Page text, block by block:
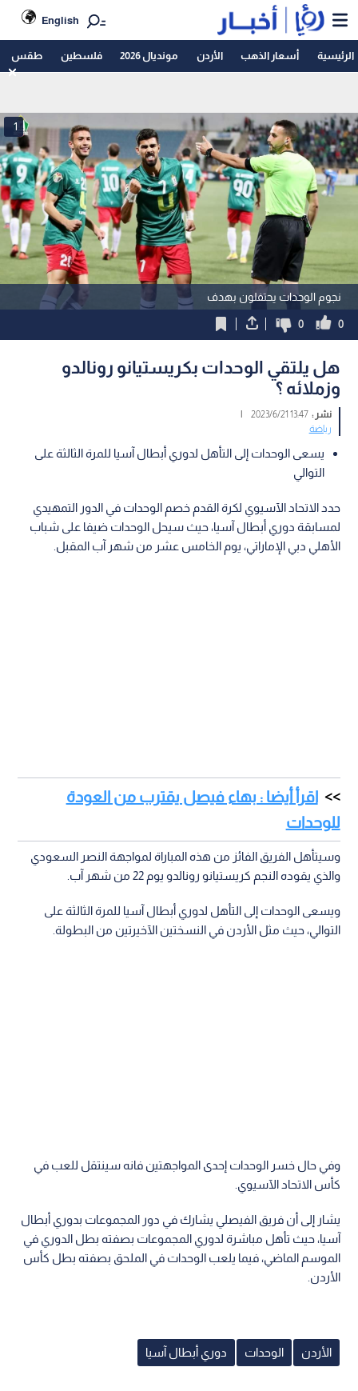
English
الرئيسية أسعار الذهب الأردن مونديال 2026 فلسطين طقس
نجوم الوحدات يحتفلون بهدف
1
0
0
هل يلتقي الوحدات بكريستيانو رونالدو
وزملائه ؟
نشر :13:47 2023/6/21
|
رياضة
يسعى الوحدات إلى التأهل لدوري أبطال آسيا للمرة الثالثة على
التوالي
حدد الاتحاد الآسيوي لكرة القدم خصم الوحدات في الدور التمهيدي
لمسابقة دوري أبطال آسيا، حيث سيحل الوحدات ضيفا على شباب
الأهلي دبي الإماراتي، يوم الخامس عشر من شهر آب المقبل.
اقرأ أيضا : بهاء فيصل يقترب من العودة
للوحدات
وسيتأهل الفريق الفائز من هذه المباراة لمواجهة النصر السعودي
والذي يقوده النجم كريستيانو رونالدو يوم 22 من شهر آب.
ويسعى الوحدات إلى التأهل لدوري أبطال آسيا للمرة الثالثة على
التوالي، حيث مثل الأردن في النسختين الآخيرتين من البطولة.
وفي حال خسر الوحدات إحدى المواجهتين فانه سينتقل للعب في
كأس الاتحاد الآسيوي.
يشار إلى أن فريق الفيصلي يشارك في دور المجموعات بدوري أبطال
آسيا، حيث تأهل مباشرة لدوري المجموعات بصفته بطل الدوري في
الموسم الماضي، فيما يلعب الوحدات في الملحق بصفته بطل كأس
الأردن.
الأردن الوحدات دوري أبطال آسيا